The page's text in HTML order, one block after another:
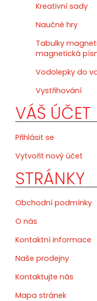
Kreativní sady
Naučné hry
Tabulky
magnetická
Vodolepky do
Vystřihování
VÁŠ ÚČET
Přihlásit se
Vytvořit nový účet
STRÁNKY
Obchodní podmínky
O nás
Kontaktní informace
Naše prodejny
Kontaktujte nás
Mapa stránek